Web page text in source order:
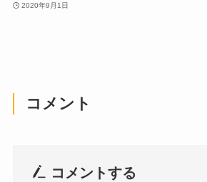
2020年9月1日
コメント
コメントする